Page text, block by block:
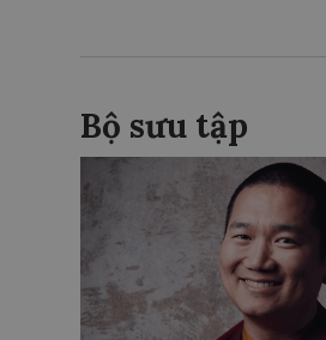
Bộ sưu tập